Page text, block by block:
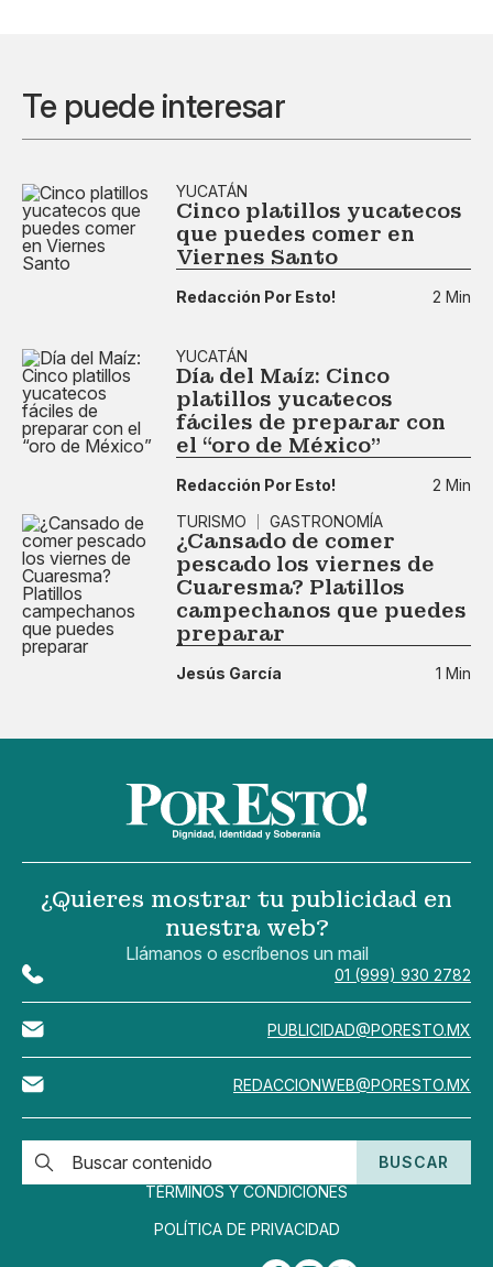
Te puede interesar
YUCATÁN
Cinco platillos yucatecos
que puedes comer en
Viernes Santo
Redacción Por Esto! 2 Min
YUCATÁN
Día del Maíz: Cinco
platillos yucatecos
fáciles de preparar con
el “oro de México”
Redacción Por Esto!
2 Min
TURISMO
GASTRONOMÍA
¿Cansado de comer
pescado los viernes de
Cuaresma? Platillos
campechanos que puedes
preparar
Jesús García 1 Min
¿Quieres mostrar tu publicidad en
nuestra web?
Llámanos o escríbenos un mail
01 (999) 930 2782
PUBLICIDAD@PORESTO.MX
REDACCIONWEB@PORESTO.MX
BUSCAR
TÉRMINOS Y CONDICIONES
POLÍTICA DE PRIVACIDAD